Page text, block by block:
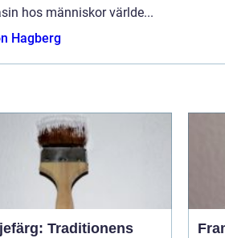
hos människor världe...
Hagberg
Traditionens